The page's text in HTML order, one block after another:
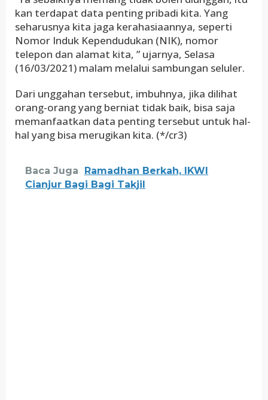
kan terdapat data penting pribadi kita. Yang
seharusnya kita jaga kerahasiaannya, seperti
Nomor Induk Kependudukan (NIK), nomor
telepon dan alamat kita, ” ujarnya, Selasa
(16/03/2021) malam melalui sambungan seluler.
Dari unggahan tersebut, imbuhnya, jika dilihat
orang-orang yang berniat tidak baik, bisa saja
memanfaatkan data penting tersebut untuk hal-
hal yang bisa merugikan kita. (*/cr3)
Baca Juga
Ramadhan Berkah, IKWI
Cianjur Bagi Bagi Takjil